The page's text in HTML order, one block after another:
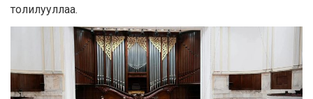
толилууллаа.